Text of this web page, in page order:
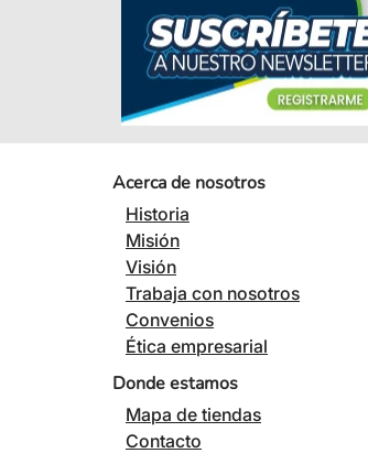
Acerca de nosotros
Historia
Misión
Visión
Trabaja con nosotros
Convenios
Ética empresarial
Donde estamos
Mapa de tiendas
Contacto